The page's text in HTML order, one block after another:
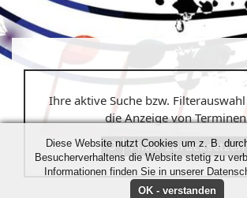
Ihre aktive Suche bzw.
die Anzeige von
Filter zurücksetzen
Diese Website nutzt Cookies um z. B.
Besucherverhaltens die Website stetig zu
Informationen finden Sie in unserer